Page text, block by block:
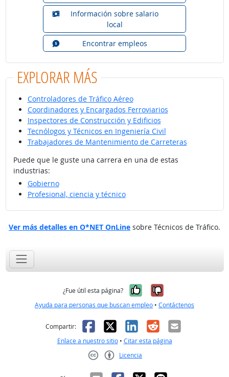
Información sobre salario
local
Encontrar empleos
EXPLORAR MÁS
Controladores de Tráfico Aéreo
Coordinadores y Encargados Ferroviarios
Inspectores de Construcción y Edificios
Tecnólogos y Técnicos en Ingeniería Civil
Trabajadores de Mantenimiento de Carreteras
Puede que le guste una carrera en una de estas
industrias:
Gobierno
Profesional, ciencia y técnico
Ver más detalles en O*NET OnLine sobre Técnicos de Tráfico.
¿Fue útil esta página? Sí, fue útil
No, no fue
Ayuda para personas que buscan empleo • Contáctenos
Compartir: Facebook
X LinkedIn
RedditCorreo
Enlace a nuestro sitio• Citar esta página
Licencia